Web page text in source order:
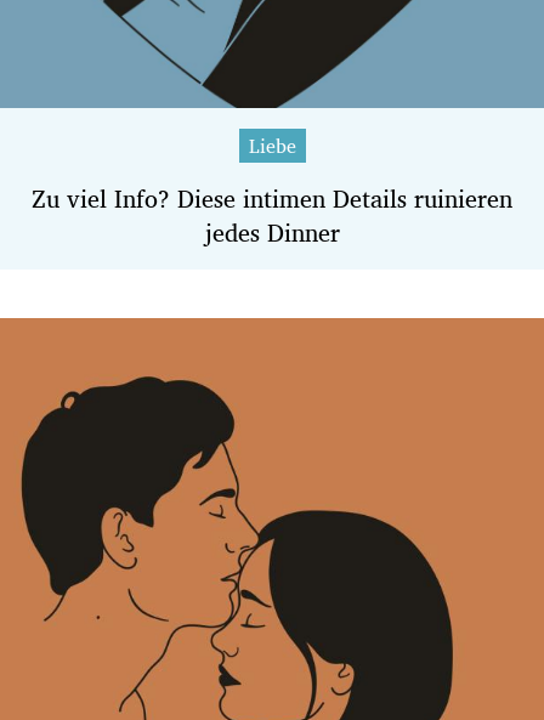
Liebe
Zu viel Info? Diese intimen Details ruinieren
jedes Dinner